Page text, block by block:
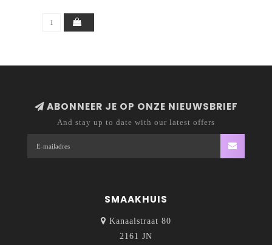
ABONNEER JE OP ONZE NIEUWSBRIEF
And stay up to date with our latest offers
SMAAKHUIS
Kanaalstraat 80
2161 JN